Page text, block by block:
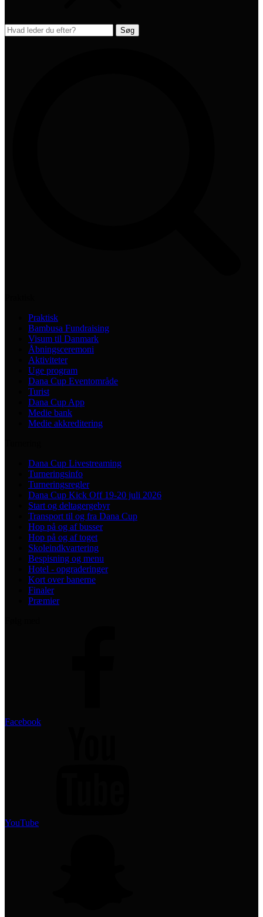
Praktisk
Bambusa Fundraising
Visum til Danmark
Åbningsceremoni
Aktiviteter
Uge program
Dana Cup Eventområde
Turist
Dana Cup App
Medie bank
Medie akkreditering
Dana Cup Livestreaming
Turneringsinfo
Turneringsregler
Dana Cup Kick Off 19-20 juli 2026
Start og deltagergebyr
Transport til og fra Dana Cup
Hop på og af busser
Hop på og af toget
Skoleindkvartering
Bespisning og menu
Hotel - opgraderinger
Kort over banerne
Finaler
Præmier
Facebook
YouTube